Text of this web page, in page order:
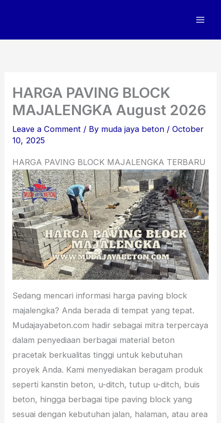
HARGA PAVING BLOCK
MAJALENGKA August 2026
Leave a Comment / By muda jaya beton /October
10, 2025
HARGA PAVING BLOCK MAJALENGKA TERBARU
Sedang mencari informasi harga paving block
majalengka? Anda berada di tempat yang tepat.
Mudajayabeton.com hadir sebagai mitra terpercaya
dalam penyediaan berbagai material beton
pracetak berkualitas tinggi untuk kebutuhan
proyek Anda. Kami menyediakan beragam produk
seperti kanstin beton, u-ditch, tutup u-ditch, buis
beton, hingga berbagai tipe paving block yang
sesuai dengan kebutuhan jalan, halaman, atau area